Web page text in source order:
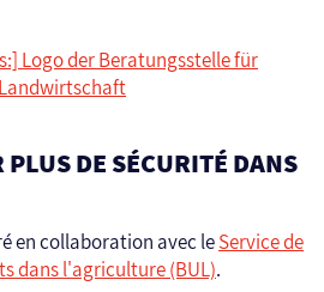
DE SÉCURITÉ DANS
en collaboration avec leService de
dans l'agriculture (BUL).